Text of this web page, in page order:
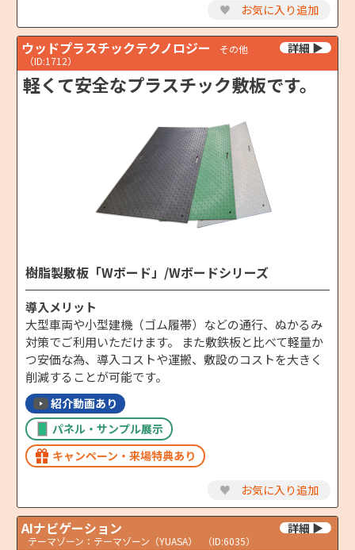
♥ お気に入り追加
ウッドプラスチックテクノロジー
その他
（ID:1712）
軽くて安全なプラスチック敷板です。
樹脂製敷板「Wボード」/Wボードシリーズ
導入メリット
大型車両や小型建機（ゴム履帯）などの通行、ぬかるみ
対策でご利用いただけます。 また敷鉄板と比べて軽量か
つ安価な為、導入コストや運搬、敷設のコストを大きく
削減することが可能です。
紹介動画あり
パネル・サンプル展示
キャンペーン・来場特典あり
♥ お気に入り追加
AIナビゲーション
テーマゾーン：テーマゾーン（YUASA） （ID:6035）